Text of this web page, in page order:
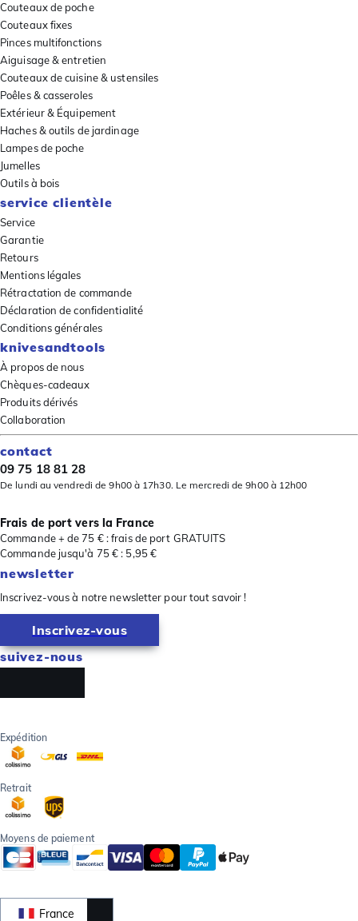
Couteaux de poche
Couteaux fixes
Pinces multifonctions
Aiguisage & entretien
Couteaux de cuisine & ustensiles
Poêles & casseroles
Extérieur & Équipement
Haches & outils de jardinage
Lampes de poche
Jumelles
Outils à bois
service clientèle
Service
Garantie
Retours
Mentions légales
Rétractation de commande
Déclaration de confidentialité
Conditions générales
knivesandtools
À propos de nous
Chèques-cadeaux
Produits dérivés
Collaboration
contact
09 75 18 81 28
De lundi au vendredi de 9h00 à 17h30. Le mercredi de 9h00 à 12h00
Frais de port vers la France
Commande + de 75 € : frais de port GRATUITS
Commande jusqu'à 75 € : 5,95 €
newsletter
Inscrivez-vous à notre newsletter pour tout savoir !
Inscrivez-vous
suivez-nous
Expédition
Retrait
Moyens de paiement
France